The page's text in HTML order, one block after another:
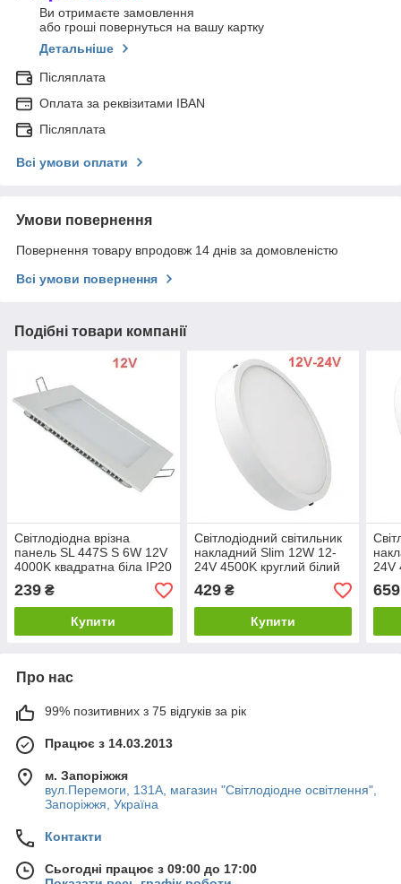
Ви отримаєте замовлення
або гроші повернуться на вашу картку
Детальніше
Післяплата
Оплата за реквізитами IBAN
Післяплата
Всі умови оплати
Умови повернення
Повернення товару впродовж 14 днів за домовленістю
Всі умови повернення
Подібні товари компанії
Світлодіодна врізна
панель SL 447S S 6W 12V
4000K квадратна біла IP20
Код.59470
239 ₴
Купити
Світлодіодний світильник
накладний Slim 12W 12-
24V 4500K круглий білий
IP20 Код.59466
429₴
Купити
24V
659
Про нас
99% позитивних з 75 відгуків за рік
Працює з 14.03.2013
м. Запоріжжя
вул.Перемоги, 131А, магазин "Світлодіодне освітлення",
Запоріжжя, Україна
Контакти
Сьогодні працює з 09:00 до 17:00